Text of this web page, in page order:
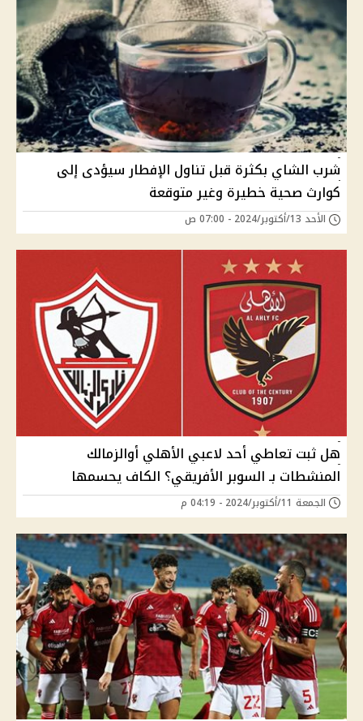
شرب الشاي بكثرة قبل تناول الإفطار سيؤدى إلى
كوارث صحية خطيرة وغير متوقعة
الأحد 13/أكتوبر/2024 - 07:00 ص
هل ثبت تعاطي أحد لاعبي الأهلي أوالزمالك
المنشطات بـ السوبر الأفريقي؟ الكاف يحسمها
الجمعة 11/أكتوبر/2024 - 04:19 م